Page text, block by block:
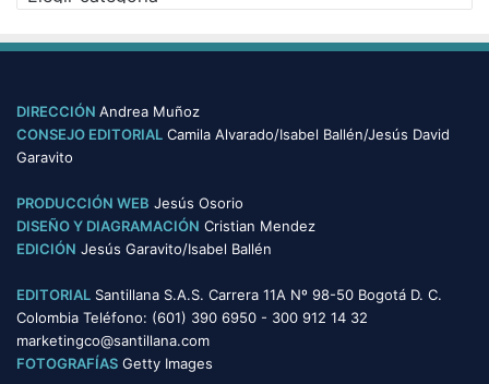
a
e
o
r
s
DIRECCIÓN Andrea Muñoz
CONSEJO EDITORIAL Camila Alvarado/Isabel Ballén/Jesús David
Garavito
PRODUCCIÓN WEB Jesús Osorio
DISEÑO Y DIAGRAMACIÓN Cristian Mendez
EDICIÓN Jesús Garavito/Isabel Ballén
EDITORIAL Santillana S.A.S. Carrera 11A Nº 98-50 Bogotá D. C.
Colombia Teléfono: (601) 390 6950 - 300 912 14 32
marketingco@santillana.com
FOTOGRAFÍAS Getty Images